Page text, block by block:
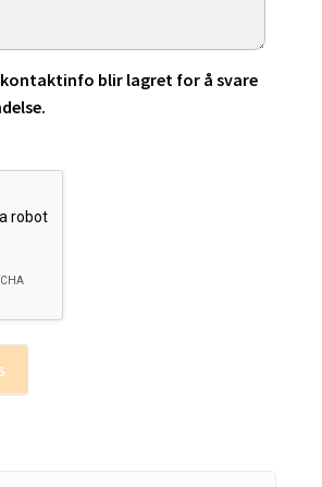
blir lagret for å svare